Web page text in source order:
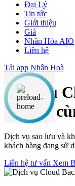
Đại Lý
Tin tức
Giới thiệu
Giá
Nhân Hòa AIO
Liên hệ
Tải app Nhân Hoà
Dịch vụ
dữ liệu
Dịch vụ sao lưu và
khách hàng đang sử
Liên hệ tư vấn Xem